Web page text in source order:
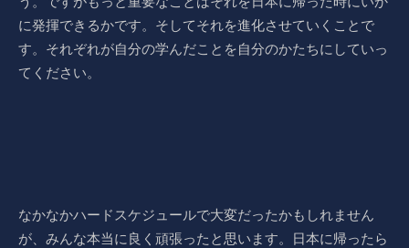
に発揮できるかです。そしてそれを進化させていくことで
す。それぞれが自分の学んだことを自分のかたちにしていっ
てください。
なかなかハードスケジュールで大変だったかもしれません
が、みんな本当に良く頑張ったと思います。日本に帰ったら